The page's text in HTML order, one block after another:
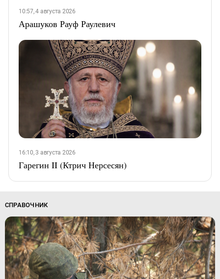
10:57, 4 августа 2026
Арашуков Рауф Раулевич
16:10, 3 августа 2026
Гарегин II (Ктрич Нерсесян)
СПРАВОЧНИК